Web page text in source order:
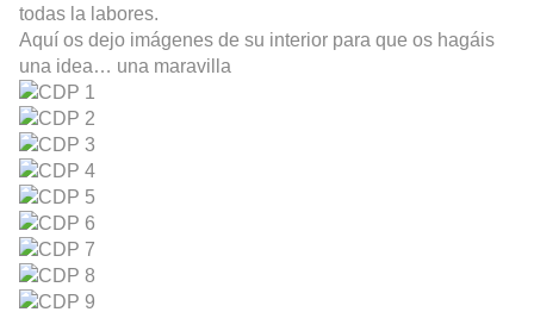
todas la labores.
Aquí os dejo imágenes de su interior para que os hagáis
una idea… una maravilla